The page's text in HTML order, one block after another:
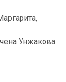
Унжакова